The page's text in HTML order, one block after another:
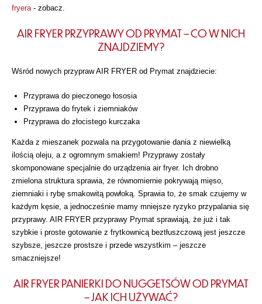
fryera - zobacz.
AIR FRYER PRZYPRAWY OD PRYMAT – CO W NICH
ZNAJDZIEMY?
Wśród nowych przypraw AIR FRYER od Prymat znajdziecie:
Przyprawa do pieczonego łososia
Przyprawa do frytek i ziemniaków
Przyprawa do złocistego kurczaka
Każda z mieszanek pozwala na przygotowanie dania z niewielką
ilością oleju, a z ogromnym smakiem! Przyprawy zostały
skomponowane specjalnie do urządzenia air fryer. Ich drobno
zmielona struktura sprawia, że równomiernie pokrywają mięso,
ziemniaki i rybę smakowitą powłoką. Sprawia to, że smak czujemy w
każdym kęsie, a jednocześnie mamy mniejsze ryzyko przypalania się
przyprawy. AIR FRYER przyprawy Prymat sprawiają, że już i tak
szybkie i proste gotowanie z frytkownicą beztłuszczową jest jeszcze
szybsze, jeszcze prostsze i przede wszystkim – jeszcze
smaczniejsze!
AIR FRYER PANIERKI DO NUGGETSÓW OD PRYMAT
– JAK ICH UŻYWAĆ?